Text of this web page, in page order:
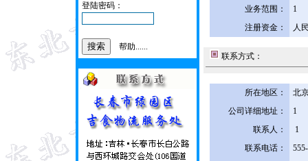
登陆密码：
帮助......
业务范围：
1
注册资金：
人
联系方式：
所在地区：
北
公司详细地址：
1
联系人：
1
联系电话：